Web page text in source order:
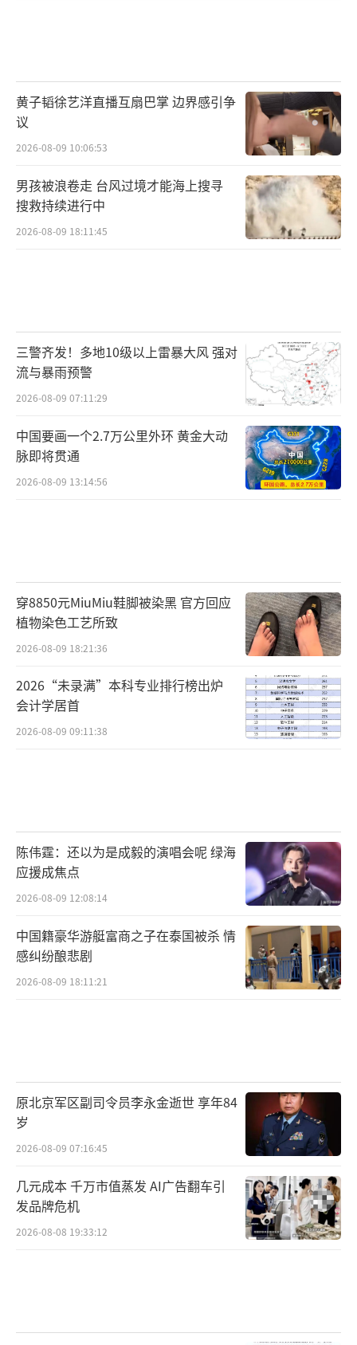
黄子韬徐艺洋直播互扇巴掌 边界感引争
议
2026-08-09 10:06:53
男孩被浪卷走 台风过境才能海上搜寻
搜救持续进行中
2026-08-09 18:11:45
三警齐发！多地10级以上雷暴大风 强对
流与暴雨预警
2026-08-09 07:11:29
中国要画一个2.7万公里外环 黄金大动
脉即将贯通
2026-08-09 13:14:56
穿8850元MiuMiu鞋脚被染黑 官方回应
植物染色工艺所致
2026-08-09 18:21:36
2026“未录满”本科专业排行榜出炉
会计学居首
2026-08-09 09:11:38
陈伟霆：还以为是成毅的演唱会呢 绿海
应援成焦点
2026-08-09 12:08:14
中国籍豪华游艇富商之子在泰国被杀 情
感纠纷酿悲剧
2026-08-09 18:11:21
原北京军区副司令员李永金逝世 享年84
岁
2026-08-09 07:16:45
几元成本 千万市值蒸发 AI广告翻车引
发品牌危机
2026-08-08 19:33:12